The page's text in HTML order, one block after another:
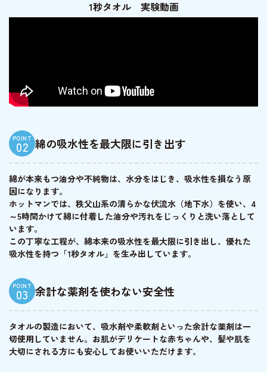
1秒タオル 実験動画
POINT
02 綿の吸水性を最大限に引き出す
綿が本来もつ油分や不純物は、水分をはじき、吸水性を損なう原
因になります。
ホットマンでは、秩父山系の清らかな伏流水（地下水）を使い、4
～5時間かけて綿に付着した油分や汚れをじっくりと洗い落として
います。
この丁寧な工程が、綿本来の吸水性を最大限に引き出し、優れた
吸水性を持つ「1秒タオル」を生み出しています。
POINT
03 余計な薬剤を使わない安全性
タオルの製造において、吸水剤や柔軟剤といった余計な薬剤は一
切使用していません。お肌がデリケートな赤ちゃんや、髪や肌を
大切にされる方にも安心してお使いいただけます。